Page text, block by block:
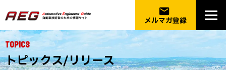
email
メルマガ登録
Topics
トピックス/リリース